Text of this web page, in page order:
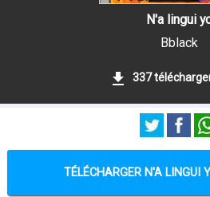
N'a lingui
Bblack
337
TÉLÉCHARGER N'A LINGUI